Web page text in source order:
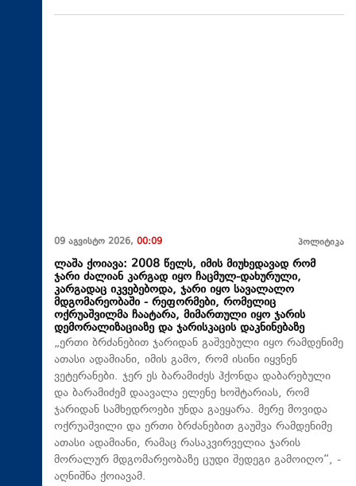
09 აგვისტო 2026, 00:09 პოლიტიკა
ლაშა ქოიავა: 2008 წელს, იმის მიუხედავად რომ
ჯარი ძალიან კარგად იყო ჩაცმულ-დახურული,
კარგადაც იკვებებოდა, ჯარი იყო სავალალო
მდგომარეობაში - რეფორმები, რომელიც
ოქრუაშვილმა ჩაატარა, მიმართული იყო ჯარის
დემორალიზაციაზე და ჯარისკაცის დაკნინებაზე
„ერთი ბრძანებით ჯარიდან გაშვებული იყო რამდენიმე
ათასი ადამიანი, იმის გამო, რომ ისინი იყვნენ
ვეტერანები. ჯერ ეს ბარამიძეს ჰქონდა დაბარებული
და ბარამიძემ დაავალა ელენე ხოშტარიას, რომ
ჯარიდან სამხედროები უნდა გაეყარა. მერე მოვიდა
ოქრუაშვილი და ერთი ბრძანებით გაუშვა რამდენიმე
ათასი ადამიანი, რამაც რასაკვირველია ჯარის
მორალურ მდგომარეობაზე ცუდი შედეგი გამოიღო“, -
აღნიშნა ქოიავამ.